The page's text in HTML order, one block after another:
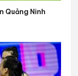
Quảng Ninh